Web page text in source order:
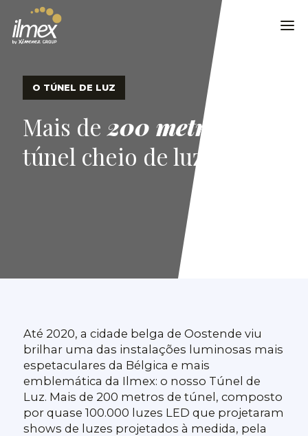
O TÚNEL DE LUZ
Mais de200 metros
túnel cheio de luz e cor
Até 2020, a cidade belga de Oostende viu
brilhar uma das instalações luminosas mais
espetaculares da Bélgica e mais
emblemática da Ilmex: o nosso Túnel de
Luz. Mais de 200 metros de túnel, composto
por quase 100.000 luzes LED que projetaram
shows de luzes projetados à medida, pela